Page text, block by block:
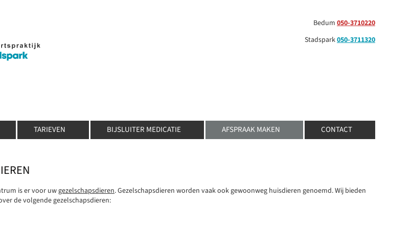
Bedum 050-3710220
Stadspark050-3711320
TARIEVEN BIJSLUITER MEDICATIE AFSPRAAK MAKEN CONTACT
is er voor uwgezelschapsdieren. Gezelschapsdieren worden vaak ook gewoonweg huisdieren genoemd. Wij bieden
de volgende gezelschapsdieren: